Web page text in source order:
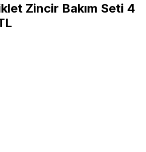
Zincir Bakım Seti 4